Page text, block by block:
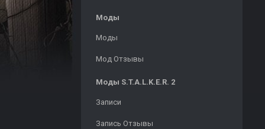
Моды
Моды
Мод Отзывы
Моды S.T.A.L.K.E.R. 2
Записи
Запись Отзывы